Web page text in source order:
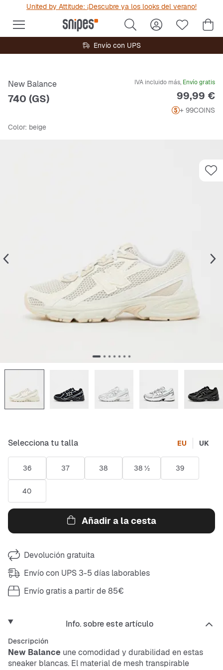
United by Attitude: ¡Descubre ya los looks del verano!
Envío con UPS
New Balance
740 (GS)
IVA incluido más, Envío gratis
Precio
99,99 €
+ 99COINS
Color: beige
Selecciona tu talla EU UK
36 37 38 38 ½ 39
40
Añadir a la cesta
Devolución gratuita
Envío con UPS 3-5 días laborables
Envío gratis a partir de 85€
Info. sobre este artículo
Descripción
New Balance une comodidad y durabilidad en estas
sneaker blancas. El material de mesh transpirable